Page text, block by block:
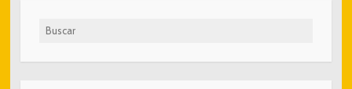
Buscar